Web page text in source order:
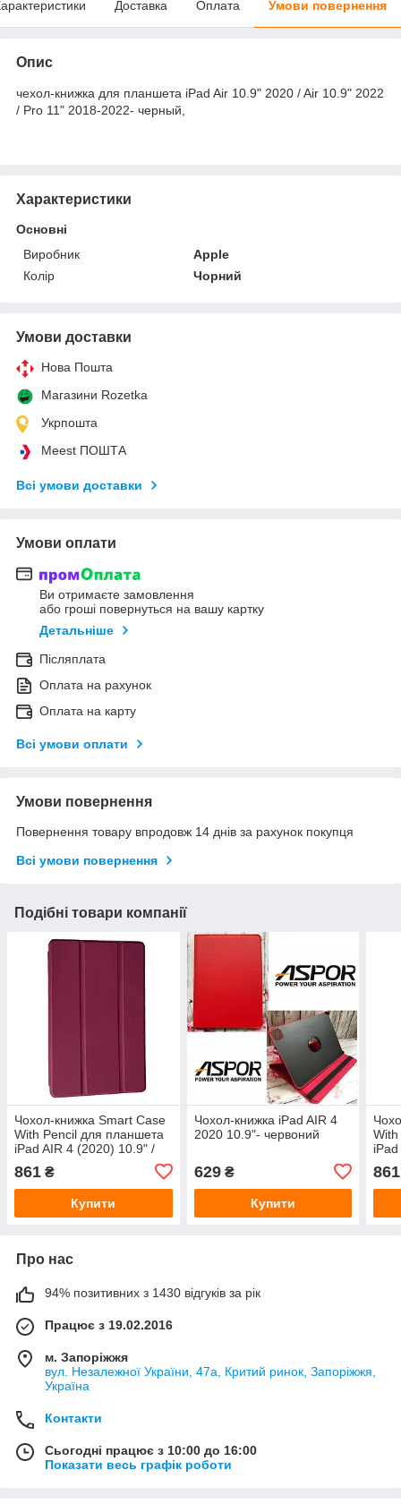
Доставка Оплата Умови повернення
Опис
чехол-книжка для планшета iPad Air 10.9" 2020 / Air 10.9" 2022
/ Pro 11" 2018-2022- черный,
Характеристики
Основні
Виробник
Apple
Колір
Чорний
Умови доставки
Нова Пошта
Магазини Rozetka
Укрпошта
Meest ПОШТА
Всі умови доставки
Умови оплати
Ви отримаєте замовлення
або гроші повернуться на вашу картку
Детальніше
Післяплата
Оплата на рахунок
Оплата на карту
Всі умови оплати
Умови повернення
Повернення товару впродовж 14 днів за рахунок покупця
Всі умови повернення
Подібні товари компанії
Чохол-книжка Smart Case
With Pencil для планшета
iPad AIR 4 (2020) 10.9" /
AIR 5 (2022) 10.9" / AIR 11
(2024/2025)- сливовий
861 ₴
Купити
Чохол-книжка iPad AIR 4
2020 10.9"- червоний
629₴
Купити
861
Про нас
94% позитивних з 1430 відгуків за рік
Працює з 19.02.2016
м. Запоріжжя
вул. Незалежної України, 47а, Критий ринок, Запоріжжя,
Україна
Контакти
Сьогодні працює з 10:00 до 16:00
Показати весь графік роботи